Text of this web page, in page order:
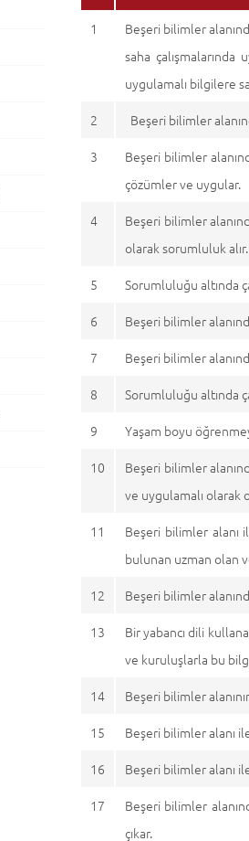
1
Beşeri bilimler
saha
uygulamalı bilgilere
2
Beşeri bilimler
3
Beşeri bilimler
çözümler ve uygular.
4
Beşeri bilimler
olarak sorumluluk alır.
5
Sorumluluğu altında
6
Beşeri bilimler
7
Beşeri bilimler
8
Sorumluluğu altında
9
Yaşam boyu
10
Beşeri bilimler
ve uygulamalı olarak
11
Beşeri bilimler
bulunan uzman olan
12
Beşeri bilimler
13
Bir yabancı dili
ve kuruluşlarla bu
14
Beşeri bilimler
15
Beşeri bilimler alanı
16
Beşeri bilimler alanı
17
Beşeri bilimler
çıkar.